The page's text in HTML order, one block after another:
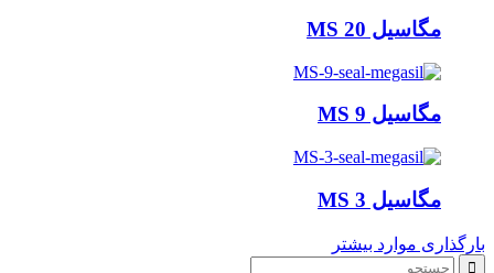
مگاسیل MS 20
مگاسیل MS 9
مگاسیل MS 3
بارگذاری موارد بیشتر